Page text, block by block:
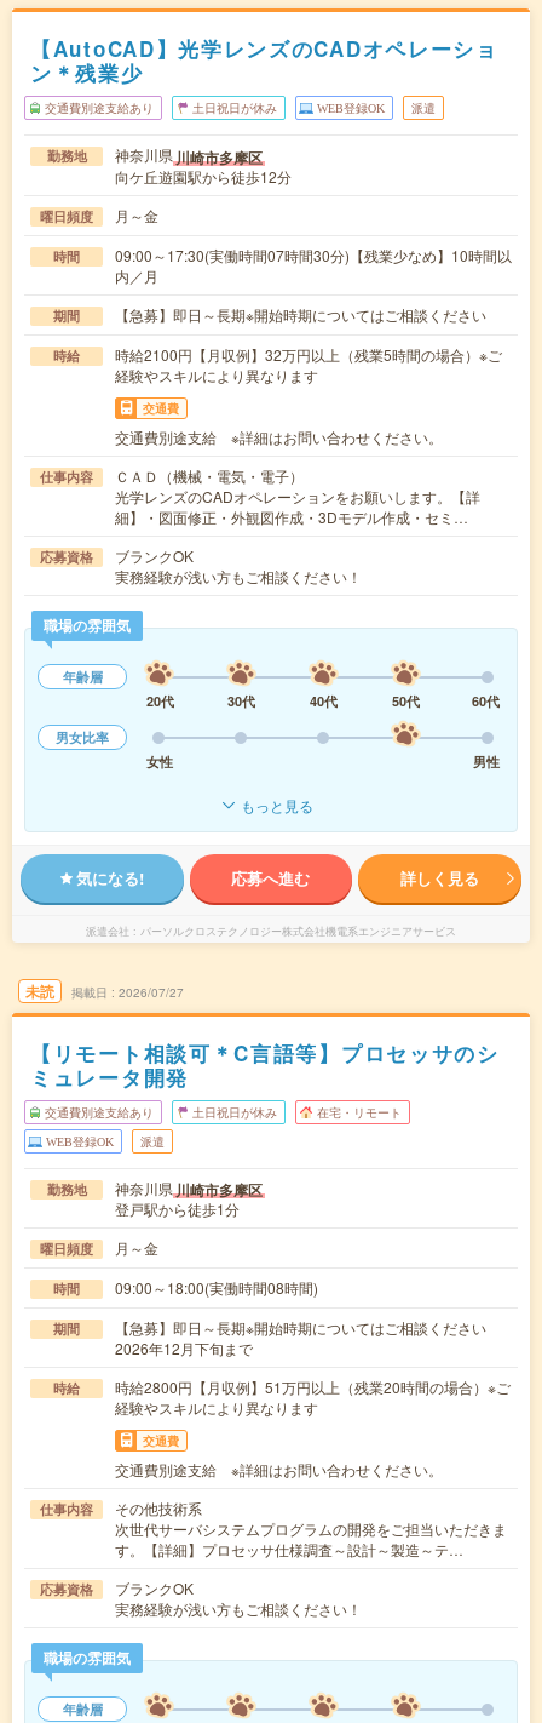
【AutoCAD】光学レンズのCADオペレーショ
ン＊残業少
交通費別途支給あり 土日祝日が休み WEB登録OK 派遣
勤務地 神奈川県川崎市多摩区
向ケ丘遊園駅から徒歩12分
曜日頻度 月～金
時間
09:00～17:30(実働時間07時間30分)【残業少なめ】10時間以
内／月
期間 【急募】即日～長期※開始時期についてはご相談ください
時給
時給2100円【月収例】32万円以上（残業5時間の場合）※ご
経験やスキルにより異なります
交通費
交通費別途支給 ※詳細はお問い合わせください。
仕事内容
ＣＡＤ（機械・電気・電子）
光学レンズのCADオペレーションをお願いします。【詳
細】・図面修正・外観図作成・3Dモデル作成・セミ…
応募資格
ブランクOK
実務経験が浅い方もご相談ください！
職場の雰囲気
年齢層
20代
30代 40代 50代
60代
男女比率
女性
男性
もっと見る
気になる! 応募へ進む 詳しく見る
派遣会社 パーソルクロステクノロジー株式会社機電系エンジニアサービス
未読 掲載日 2026/07/27
【リモート相談可＊C言語等】プロセッサのシ
ミュレータ開発
交通費別途支給あり 土日祝日が休み 在宅・リモート
WEB登録OK 派遣
勤務地 神奈川県川崎市多摩区
登戸駅から徒歩1分
曜日頻度 月～金
時間 09:00～18:00(実働時間08時間)
期間
【急募】即日～長期※開始時期についてはご相談ください
2026年12月下旬まで
時給
時給2800円【月収例】51万円以上（残業20時間の場合）※ご
経験やスキルにより異なります
交通費
交通費別途支給 ※詳細はお問い合わせください。
仕事内容
その他技術系
次世代サーバシステムプログラムの開発をご担当いただきま
す。【詳細】プロセッサ仕様調査～設計～製造～テ…
応募資格
ブランクOK
実務経験が浅い方もご相談ください！
職場の雰囲気
年齢層